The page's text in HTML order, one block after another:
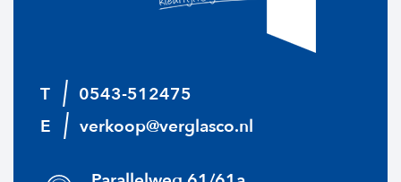
T
0543-512475
E
verkoop@verglasco.nl